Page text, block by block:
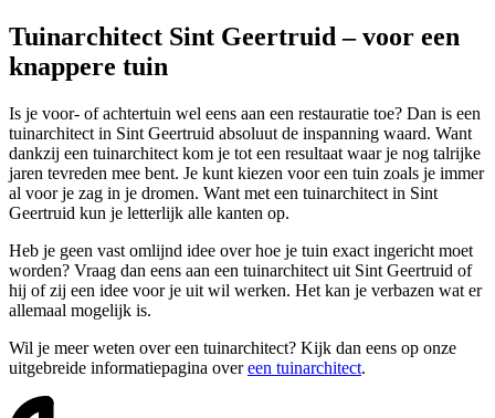
Tuinarchitect Sint Geertruid – voor een
knappere tuin
Is je voor- of achtertuin wel eens aan een restauratie toe? Dan is een
tuinarchitect in Sint Geertruid absoluut de inspanning waard. Want
dankzij een tuinarchitect kom je tot een resultaat waar je nog talrijke
jaren tevreden mee bent. Je kunt kiezen voor een tuin zoals je immer
al voor je zag in je dromen. Want met een tuinarchitect in Sint
Geertruid kun je letterlijk alle kanten op.
Heb je geen vast omlijnd idee over hoe je tuin exact ingericht moet
worden? Vraag dan eens aan een tuinarchitect uit Sint Geertruid of
hij of zij een idee voor je uit wil werken. Het kan je verbazen wat er
allemaal mogelijk is.
Wil je meer weten over een tuinarchitect? Kijk dan eens op onze
uitgebreide informatiepagina overeen tuinarchitect.